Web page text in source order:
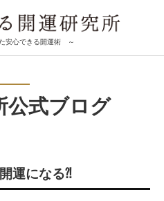
安心できる開運術 ～
公式ブログ
運になる⁈